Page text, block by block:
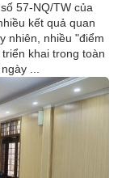
57-NQ/TW của
kết quả quan
nhiên, nhiều "điểm
khai trong toàn
...